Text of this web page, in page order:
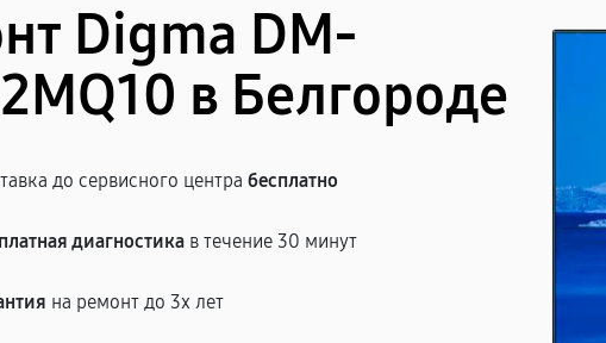
Digma DM-
в Белгороде
до сервисного центрабесплатно
диагностика в течение 30 минут
на ремонт до 3х лет